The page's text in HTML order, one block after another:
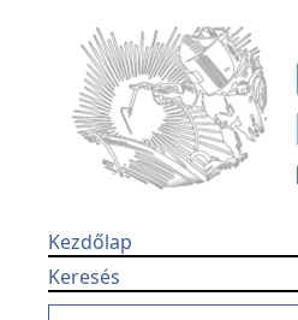
Kezdőlap
Keresés